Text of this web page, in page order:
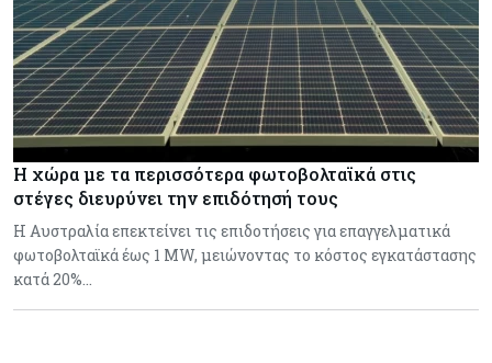
Η χώρα με τα περισσότερα φωτοβολταϊκά στις
στέγες διευρύνει την επιδότησή τους
Η Αυστραλία επεκτείνει τις επιδοτήσεις για επαγγελματικά
φωτοβολταϊκά έως 1 MW, μειώνοντας το κόστος εγκατάστασης
κατά 20%…